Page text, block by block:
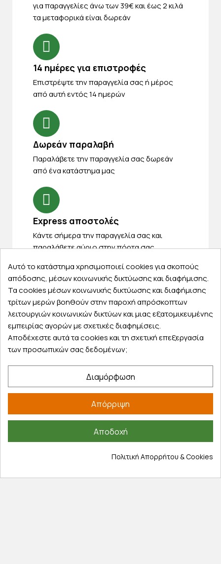
για παραγγελίες άνω των 39€ και έως 2 κιλά
τα μεταφορικά είναι δωρεάν
14 ημέρες για επιστροφές
Eπιστρέψτε την παραγγελία σας ή μέρος
από αυτή εντός 14 ημερών
Δωρεάν παραλαβή
Παραλάβετε την παραγγελία σας δωρεάν
από ένα κατάστημα μας
Express αποστολές
Κάντε σήμερα την παραγγελία σας και
παραλάβετε αύριο στην πόρτα σας
Εξυπηρέτηση πελατών
Λογαριασμός
Τα αγαπημένα μου
Τρόποι παραγγελίας
Τρόποι πληρωμής
Επιστροφές προϊοντων
Πολιτική απορρήτου
Αυτό το κατάστημα χρησιμοποιεί cookies για σκοπούς
απόδοσης, μέσων κοινωνικής δικτύωσης και διαφήμισης.
Τα cookies μέσων κοινωνικής δικτύωσης και διαφήμισης
τρίτων μερών βοηθούν στην παροχή απρόσκοπτων
λειτουργιών κοινωνικών δικτύων και μιας εξατομικευμένης
εμπειρίας αγορών με σχετικές διαφημίσεις.
Αποδέχεστε αυτά τα cookies και τη σχετική επεξεργασία
των προσωπικών σας δεδομένων;
Διαμόρφωση
Απόρριψη
Αποδοχή
Πολιτική Απορρήτου & Cookies